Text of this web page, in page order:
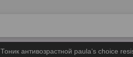
Тоник антивозрастной paula’s choice